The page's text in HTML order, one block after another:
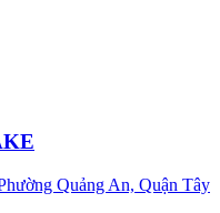
Quảng An, Quận Tây